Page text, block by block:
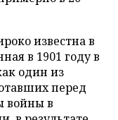
известна в
в 1901 году в
один из
перед
войны в